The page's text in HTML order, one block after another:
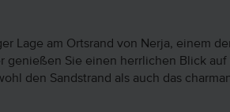
Lage am Ortsrand von Nerja, einem
genießen Sie einen herrlichen Blick auf
den Sandstrand als auch das